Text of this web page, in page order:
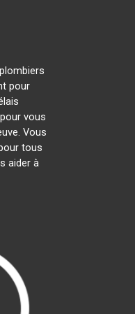
pour
vous
Vous
tous
aider à